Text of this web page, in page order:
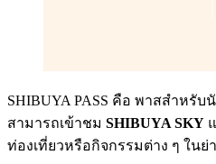
SHIBUYA PASS คือ พาสสำหรั
สามารถเข้าชม SHIBUYA SKY
ท่องเที่ยวหรือกิจกรรมต่าง ๆ ในย่